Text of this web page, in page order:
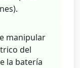
manipular
del
la batería